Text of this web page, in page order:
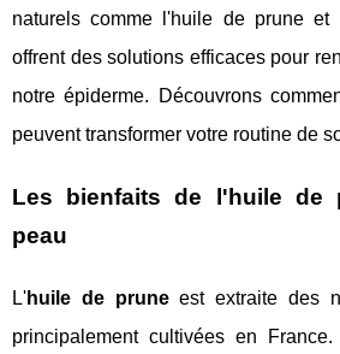
naturels comme l'huile de prune et
offrent des solutions efficaces pour
notre épiderme. Découvrons
peuvent transformer votre routine de
Les bienfaits de l'huile de
peau
L'huile de pruneest extraite des
principalement cultivées en